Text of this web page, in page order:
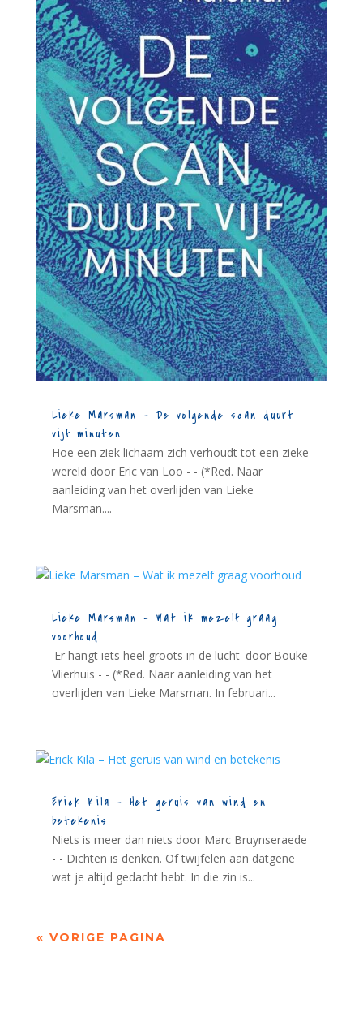
Lieke Marsman – De volgende scan duurt
vijf minuten
Hoe een ziek lichaam zich verhoudt tot een zieke
wereld door Eric van Loo - - (*Red. Naar
aanleiding van het overlijden van Lieke
Marsman....
Lieke Marsman – Wat ik mezelf graag
voorhoud
'Er hangt iets heel groots in de lucht' door Bouke
Vlierhuis - - (*Red. Naar aanleiding van het
overlijden van Lieke Marsman. In februari...
Erick Kila – Het geruis van wind en
betekenis
Niets is meer dan niets door Marc Bruynseraede
- - Dichten is denken. Of twijfelen aan datgene
wat je altijd gedacht hebt. In die zin is...
« VORIGE PAGINA